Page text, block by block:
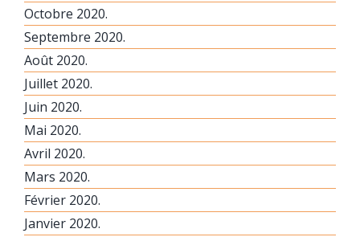
Octobre 2020.
Septembre 2020.
Août 2020.
Juillet 2020.
Juin 2020.
Mai 2020.
Avril 2020.
Mars 2020.
Février 2020.
Janvier 2020.